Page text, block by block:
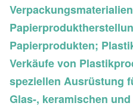
Papierprodukten;
Verkäufe von
speziellen Ausrüstung
Glas-, keramischen